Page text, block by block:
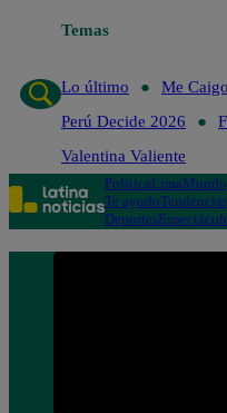
Temas
Lo último
Me
Perú Decide 2026
Valentina Valiente
PolíticaLimaMundo
Te ayudoTendencias
Deportes